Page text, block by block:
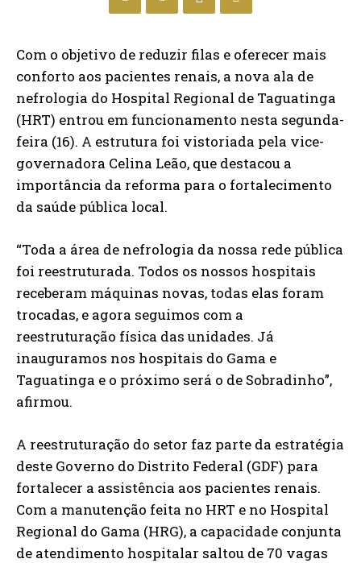
Com o objetivo de reduzir filas e oferecer mais
conforto aos pacientes renais, a nova ala de
nefrologia do Hospital Regional de Taguatinga
(HRT) entrou em funcionamento nesta segunda-
feira (16). A estrutura foi vistoriada pela vice-
governadora Celina Leão, que destacou a
importância da reforma para o fortalecimento
da saúde pública local.
“Toda a área de nefrologia da nossa rede pública
foi reestruturada. Todos os nossos hospitais
receberam máquinas novas, todas elas foram
trocadas, e agora seguimos com a
reestruturação física das unidades. Já
inauguramos nos hospitais do Gama e
Taguatinga e o próximo será o de Sobradinho”,
afirmou.
A reestruturação do setor faz parte da estratégia
deste Governo do Distrito Federal (GDF) para
fortalecer a assistência aos pacientes renais.
Com a manutenção feita no HRT e no Hospital
Regional do Gama (HRG), a capacidade conjunta
de atendimento hospitalar saltou de 70 vagas